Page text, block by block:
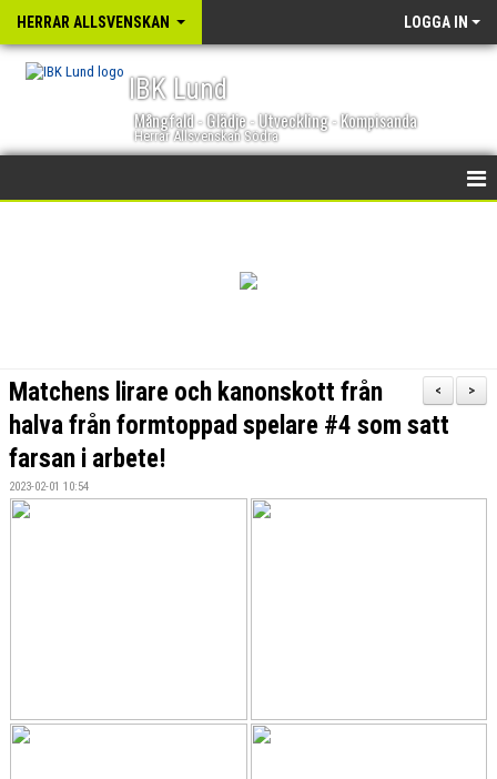
HERRAR ALLSVENSKAN LOGGA IN
IBK Lund
Mångfald - Glädje - Utveckling - Kompisanda
Herrar Allsvenskan Södra
GÄSTBOK
BILDGALLERI
KONTAKT
>
<
Matchens lirare och kanonskott från
halva från formtoppad spelare #4 som satt
farsan i arbete!
2023-02-01 10:54